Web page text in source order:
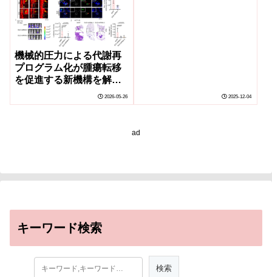
機械的圧力による代謝再
プログラム化が腫瘍転移
を促進する新機構を解明
（Researchers Reveal
Novel Mechanism
Metastasis）
2026-05-26 2025-12-04
ad
キーワード検索